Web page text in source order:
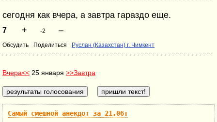
сегодня как вчера, а завтра гараздо еще.
7 + -2 –
Обсудить Поделиться Руслан (Казахстан) г. Чимкент
Вчера<< 25 января >>Завтра
Самый смешной анекдот за 21.06: